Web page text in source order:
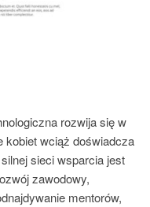
rozwija się w
kobiet wciąż doświadcza
sieci wsparcia jest
zawodowy,
mentorów,